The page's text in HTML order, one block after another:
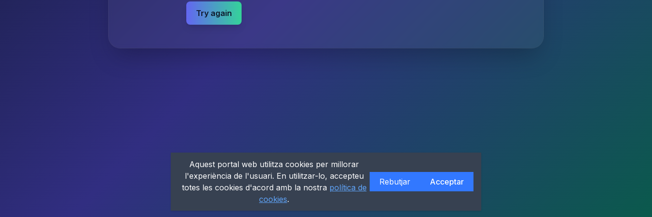
Try again
Aquest portal web utilitza cookies per millorar
l'experiència de l'usuari. En utilitzar-lo, accepteu
totes les cookies d'acord amb la nostra política de
cookies.
Rebutjar Acceptar